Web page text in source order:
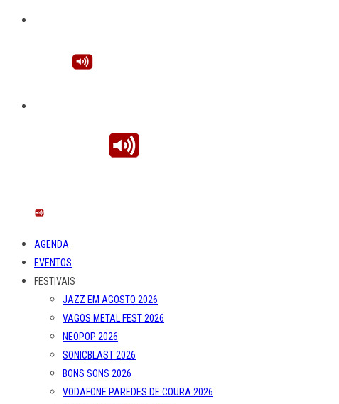
AGENDA
EVENTOS
FESTIVAIS
JAZZ EM AGOSTO 2026
VAGOS METAL FEST 2026
NEOPOP 2026
SONICBLAST 2026
BONS SONS 2026
VODAFONE PAREDES DE COURA 2026